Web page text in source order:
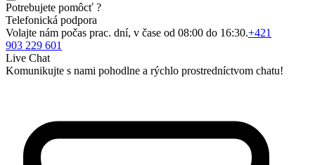
Potrebujete pomôcť ?
Telefonická podpora
Volajte nám počas prac. dní, v čase od 08:00 do 16:30.+421
903 229 601
Live Chat
Komunikujte s nami pohodlne a rýchlo prostredníctvom chatu!